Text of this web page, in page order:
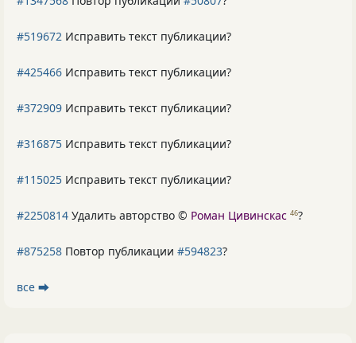
#519672 Исправить текст публикации?
#425466 Исправить текст публикации?
#372909 Исправить текст публикации?
#316875 Исправить текст публикации?
#115025 Исправить текст публикации?
#2250814 Удалить авторство © Роман Цивинскас 46?
#875258 Повтор публикации #594823?
все ⮕